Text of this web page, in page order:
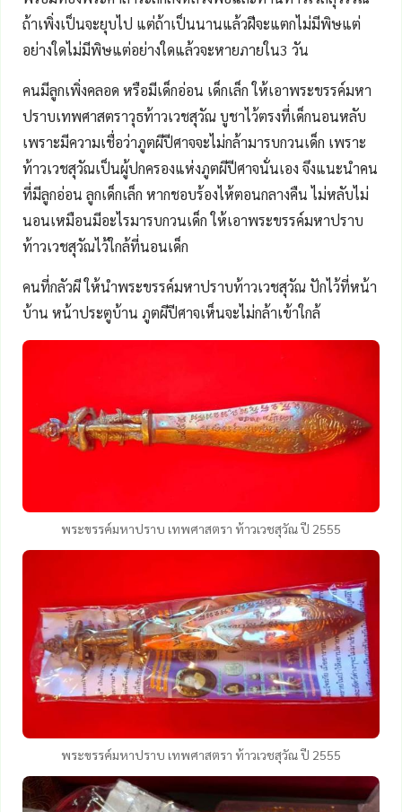
ถ้าเพิ่งเป็นจะยุบไป แต่ถ้าเป็นนานแล้วฝีจะแตกไม่มีพิษแต่
อย่างใดไม่มีพิษแต่อย่างใดแล้วจะหายภายใน3 วัน
คนมีลูกเพิ่งคลอด หรือมีเด็กอ่อน เด็กเล็ก ให้เอาพระขรรค์มหา
ปราบเทพศาสตราวุธท้าวเวชสุวัณ บูชาไว้ตรงที่เด็กนอนหลับ
เพราะมีความเชื่อว่าภูตผีปีศาจจะไม่กล้ามารบกวนเด็ก เพราะ
ท้าวเวชสุวัณเป็นผู้ปกครองแห่งภูตผีปีศาจนั่นเอง จึงแนะนำคน
ที่มีลูกอ่อน ลูกเด็กเล็ก หากชอบร้องไห้ตอนกลางคืน ไม่หลับไม่
นอนเหมือนมีอะไรมารบกวนเด็ก ให้เอาพระขรรค์มหาปราบ
ท้าวเวชสุวัณไว้ใกล้ที่นอนเด็ก
คนที่กลัวผี ให้นำพระขรรค์มหาปราบท้าวเวชสุวัณ ปักไว้ที่หน้า
บ้าน หน้าประตูบ้าน ภูตผีปีศาจเห็นจะไม่กล้าเข้าใกล้
พระขรรค์มหาปราบ เทพศาสตรา ท้าวเวชสุวัณ ปี 2555
พระขรรค์มหาปราบ เทพศาสตรา ท้าวเวชสุวัณ ปี 2555